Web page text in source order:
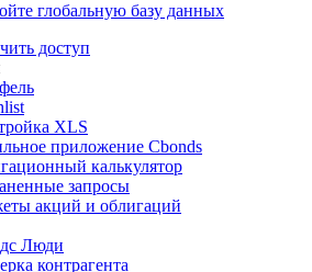
7-дневный
глобальную базу данных
доступ
XLS
приложение Cbonds
калькулятор
запросы